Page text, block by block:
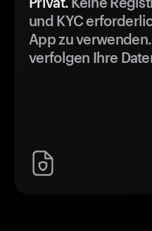
und KYC
App zu
verfolgen Ihre